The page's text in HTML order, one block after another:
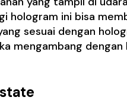
hologram ini bisa
sesuai dengan
mengambang